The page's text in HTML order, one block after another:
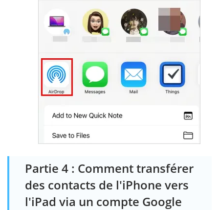
Partie 4 : Comment transférer
des contacts de l'iPhone vers
l'iPad via un compte Google